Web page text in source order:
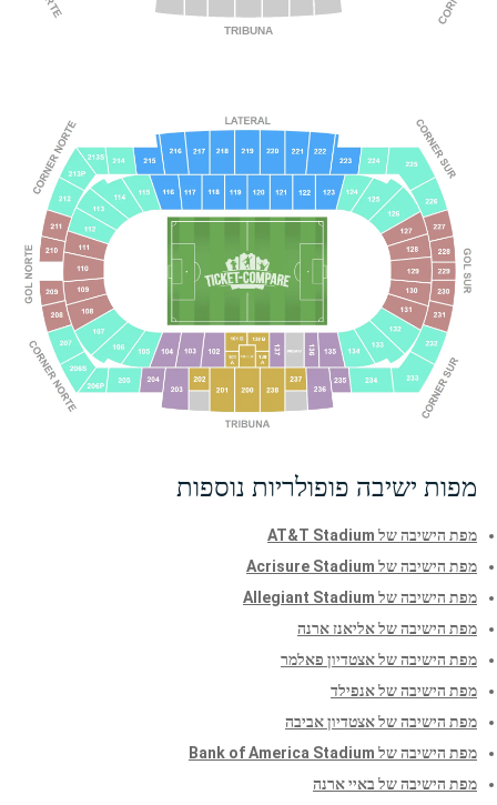
TRIBUNA
מפות ישיבה פופולריות נוספות
מפת הישיבה של AT&T Stadium
מפת הישיבה של Acrisure Stadium
מפת הישיבה של Allegiant Stadium
מפת הישיבה של אליאנז ארנה
מפת הישיבה של אצטדיון פאלמר
מפת הישיבה של אנפילד
מפת הישיבה של אצטדיון אביבה
מפת הישיבה של Bank of America Stadium
מפת הישיבה של באיי ארנה